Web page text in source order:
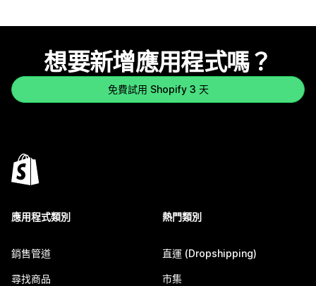
想要新增應用程式嗎？
免費試用 Shopify 3 天
應用程式類別
銷售管道
尋找商品
熱門類別
直運 (Dropshipping)
市集